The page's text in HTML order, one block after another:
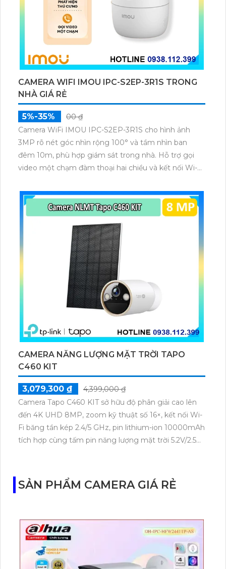
CAMERA WIFI IMOU IPC-S2EP-3R1S TRONG
NHÀ GIÁ RẺ
5%-35%
00 ₫
Camera WiFi IMOU IPC-S2EP-3R1S cho hình ảnh
3MP rõ nét góc nhìn rộng 100° và tầm nhìn ban
đêm 10m, phù hợp giám sát trong nhà. Hỗ trợ gọi
video một chạm đàm thoại hai chiều và kết nối Wi-Fi
microSD tối đa 256GB hoặc lưu đám mây dễ lắp đặt
cho gia đình và văn phòng nhỏ.
CAMERA NĂNG LƯỢNG MẶT TRỜI TAPO
C460 KIT
3,079,300 ₫
4,399,000 ₫
Camera Tapo C460 KIT sở hữu độ phân giải cao lên
đến 4K UHD 8MP, zoom kỹ thuật số 16×, kết nối Wi-
Fi băng tần kép 2.4/5 GHz, pin lithium-ion 10000mAh
tích hợp cùng tấm pin năng lượng mặt trời 5.2V/2.5W.
SẢN PHẨM CAMERA GIÁ RẺ